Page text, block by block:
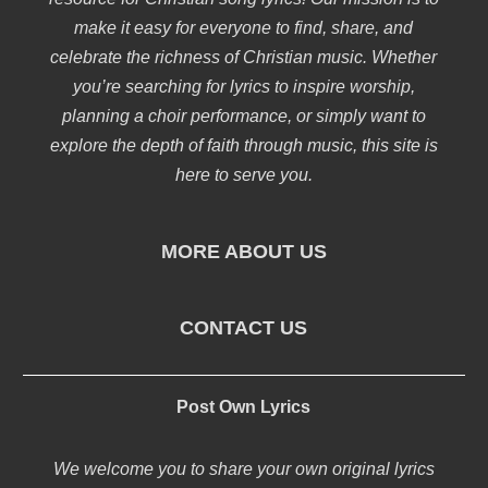
make it easy for everyone to find, share, and
celebrate the richness of Christian music. Whether
you’re searching for lyrics to inspire worship,
planning a choir performance, or simply want to
explore the depth of faith through music, this site is
here to serve you.
MORE ABOUT US
CONTACT US
Post Own Lyrics
We welcome you to share your own original lyrics